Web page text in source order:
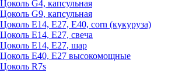
Цоколь G4, капсульная
Цоколь G9, капсульная
Цоколь Е14, Е27, Е40, corn (кукуруза)
Цоколь Е14, Е27, свеча
Цоколь Е14, Е27, шар
Цоколь Е40, Е27 высокомощные
Цоколь R7s